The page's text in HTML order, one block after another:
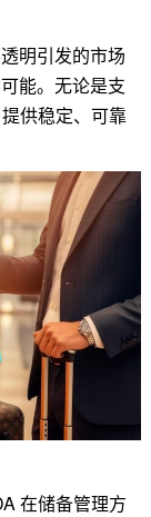
明引发的市场
能。无论是支
供稳定、可靠
在储备管理方